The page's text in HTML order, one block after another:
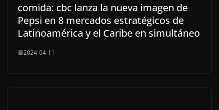
comida: cbc lanza la nueva imagen de
Pepsi en 8 mercados estratégicos de
Latinoamérica y el Caribe en simultáneo
2024-04-11